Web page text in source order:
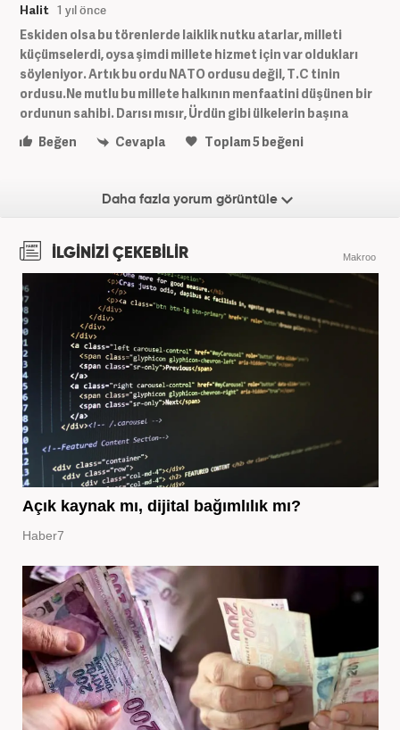
Halit 1 yıl önce
Eskiden olsa bu törenlerde laiklik nutku atarlar, milleti
küçümselerdi, oysa şimdi millete hizmet için var oldukları
söyleniyor. Artık bu ordu NATO ordusu değil, T.C tinin
ordusu.Ne mutlu bu millete halkının menfaatini düşünen bir
ordunun sahibi. Darısı mısır, Ürdün gibi ülkelerin başına
Beğen
Cevapla Toplam5beğeni
Daha fazla yorum görüntüle
İLGİNİZİ ÇEKEBİLİR Makroo
Açık kaynak mı, dijital bağımlılık mı?
Haber7